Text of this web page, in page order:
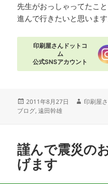
先生がおっしゃってたこ
進んで行きたいと思います
印刷屋さんドットコ
ム
公式SNSアカウント
投
稿
2011年8月27日
作
印刷屋
ブログ,遠田幹雄
謹んで震災の
げます